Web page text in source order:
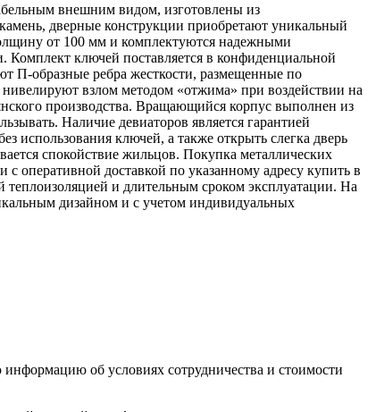
внешним видом, изготовлены из
дверные конструкции приобретают уникальный
от 100 мм и комплектуются надежными
ключей поставляется в конфиденциальной
П-образные ребра жесткости, размещенные по
взлом методом «отжима» при воздействии на
производства. Вращающийся корпус выполнен из
Наличие девиаторов является гарантией
использования ключей, а также открыть слегка дверь
спокойствие жильцов. Покупка металлических
оперативной доставкой по указанному адресу купить в
и длительным сроком эксплуатации. На
дизайном и с учетом индивидуальных
об условиях сотрудничества и стоимости